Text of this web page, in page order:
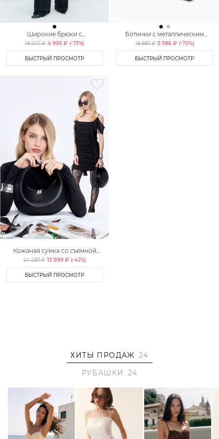
Широкие брюки с
декоративным карманом
TOPTOP STUDIO
18 207 ₽ 4 995 ₽ (-73%)
БЫСТРЫЙ ПРОСМОТР
Ботинки с металлическим
мысом Lera Nena Unreal
18 887 ₽ 5 596 ₽ (-70%)
БЫСТРЫЙ ПРОСМОТР
Кожаная сумка со съемной
ручкой Lera Nena
24 287 ₽ 13 999 ₽ (-42%)
БЫСТРЫЙ ПРОСМОТР
ХИТЫ ПРОДАЖ 24
РУБАШКИ
24